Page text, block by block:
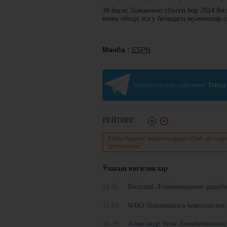
38 ёшли Ломаченко сўнгги бор 2024
июнь ойида эса у белидаги муаммолар
Манба : ESPN
Olamsport.com сайтининг
РЕЙТИНГ:
Хабар ёқдими? Биринчилардан бўлиб
ўртоқлашинг!
Ўхшаш янгиликлар
Василий Ломаченконинг
WBO Ломаченкога
Александр Усик